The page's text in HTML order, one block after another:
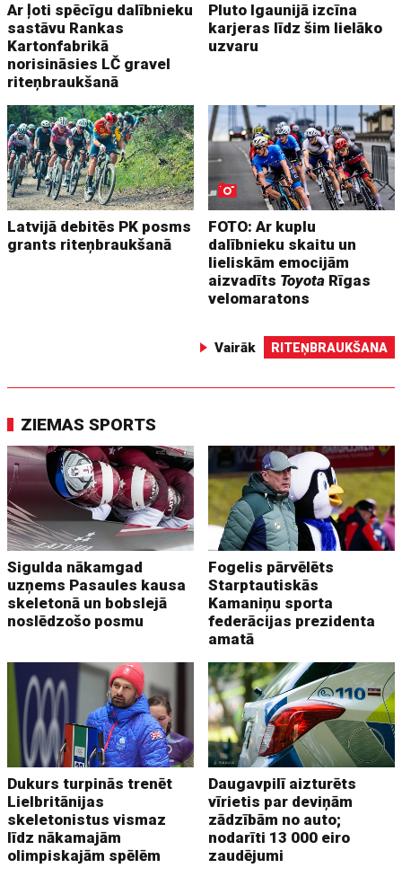
Ar ļoti spēcīgu dalībnieku
sastāvu Rankas
Kartonfabrikā
norisināsies LČ gravel
riteņbraukšanā
Pluto Igaunijā izcīna
karjeras līdz šim lielāko
uzvaru
Latvijā debitēs PK posms
grants riteņbraukšanā
FOTO: Ar kuplu
dalībnieku skaitu un
lieliskām emocijām
aizvadīts Toyota Rīgas
velomaratons
Vairāk RITEŅBRAUKŠANA
ZIEMAS SPORTS
Sigulda nākamgad
uzņems Pasaules kausa
skeletonā un bobslejā
noslēdzošo posmu
Fogelis pārvēlēts
Starptautiskās
Kamaniņu sporta
federācijas prezidenta
amatā
Dukurs turpinās trenēt
Lielbritānijas
skeletonistus vismaz
līdz nākamajām
olimpiskajām spēlēm
Daugavpilī aizturēts
vīrietis par deviņām
zādzībām no auto;
nodarīti 13 000 eiro
zaudējumi